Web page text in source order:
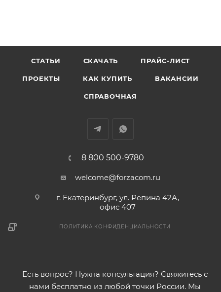
СТАТЬИ СКАЧАТЬ ПРАЙС-ЛИСТ
ПРОЕКТЫ КАК КУПИТЬ ВАКАНСИИ
СПРАВОЧНАЯ
8 800 500-9780
welcome@forzacom.ru
г. Екатеринбург, ул. Репина 42А,
офис 407
ПОЛИТИКА КОНФИДЕНЦИАЛЬНОСТИ
Есть вопрос? Нужна консультация? Свяжитесь с
нами бесплатно из любой точки России. Мы